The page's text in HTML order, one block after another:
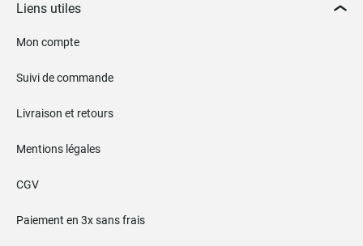
Liens utiles
Mon compte
Suivi de commande
Livraison et retours
Mentions légales
CGV
Paiement en 3x sans frais